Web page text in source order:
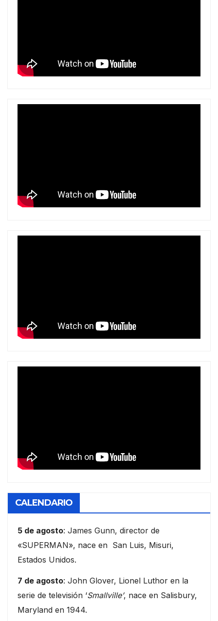
CALENDARIO
5 de agosto: James Gunn, director de
«SUPERMAN», nace en San Luis, Misuri,
Estados Unidos.
7 de agosto: John Glover, Lionel Luthor en la
serie de televisión ‘Smallville’, nace en Salisbury,
Maryland en 1944.